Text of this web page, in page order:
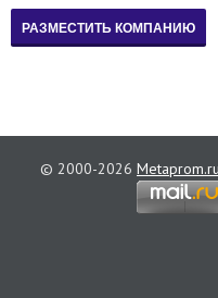
© 2000-2026 Metaprom.ru